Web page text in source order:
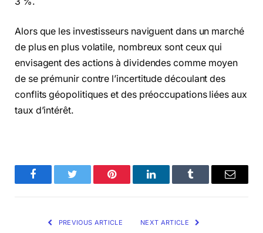
Alors que les investisseurs naviguent dans un marché
de plus en plus volatile, nombreux sont ceux qui
envisagent des actions à dividendes comme moyen
de se prémunir contre l’incertitude découlant des
conflits géopolitiques et des préoccupations liées aux
taux d’intérêt.
FacebookTwitter Pinterest LinkedInTumblr Email
PREVIOUS ARTICLE NEXT ARTICLE